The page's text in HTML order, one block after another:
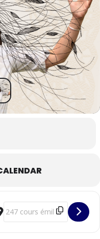
- Rendez-vous contes !
Destination Address -